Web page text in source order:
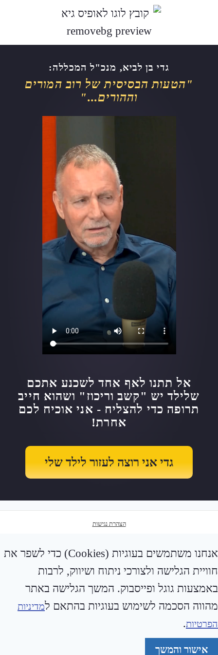
גדי בן לביא, מנכ"ל המכללה:
"הטעות הבסיסית של רוב המורים
וההורים..."
אל תתנו לאף אחד לשכנע אתכם
שלילד יש "קשב וריכוז" ושהוא חייב
תרופה כדי להצליח - אני אוכיח לכם
אחרת!
גדי אני רוצה לעזור לילד שלי
הצהרת נגישות
אנחנו משתמשים בעוגיות (Cookies) כדי לשפר את
חוויית הגלישה ולצורכי ניתוח ושיווק, לרבות
באמצעות גוגל ופייסבוק. המשך הגלישה באתר
מהווה הסכמה לשימוש בעוגיות בהתאם למדיניות
הפרטיות.
אישור והמשך